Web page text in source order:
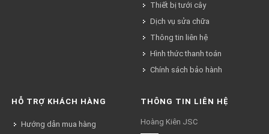
Thiết bị tưới cây
Dịch vụ sửa chữa
Thông tin liên hệ
Hình thức thanh toán
Chính sách bảo hành
HỖ TRỢ KHÁCH HÀNG
Hướng dẫn mua hàng
THÔNG TIN LIÊN HỆ
Hoàng Kiên JSC